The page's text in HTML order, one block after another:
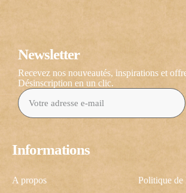
Informations
A propos
Politique de
Newsletter
Recevez nos nouveautés, inspirations et
Désinscription en un clic.